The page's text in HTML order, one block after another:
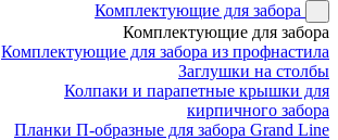
Комплектующие для забора
Комплектующие для забора
Комплектующие для забора из профнастила
Заглушки на столбы
Колпаки и парапетные крышки для
кирпичного забора
Планки П-образные для забора Grand Line